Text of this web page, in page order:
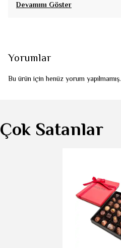
Devamını Göster
Yorumlar
Bu ürün için henüz yorum yapılmamış.
Çok Satanlar